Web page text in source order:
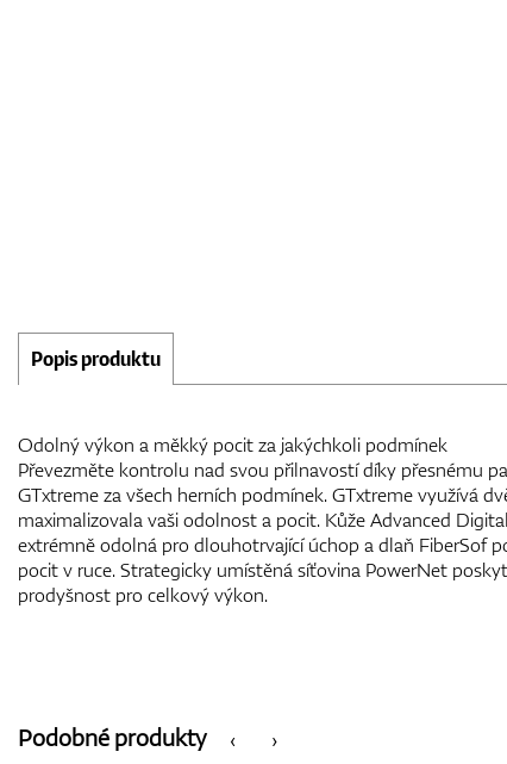
Popis produktu
Odolný výkon a měkký pocit za jakýchkoli podmínek
Převezměte kontrolu nad svou přilnavostí díky přesnému
GTxtreme za všech herních podmínek. GTxtreme využívá
maximalizovala vaši odolnost a pocit. Kůže Advanced
extrémně odolná pro dlouhotrvající úchop a dlaň FiberSof
pocit v ruce. Strategicky umístěná síťovina PowerNet
prodyšnost pro celkový výkon.
‹
Podobné produkty ›